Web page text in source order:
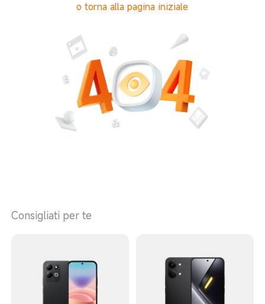
o torna alla pagina iniziale
Consigliati per te